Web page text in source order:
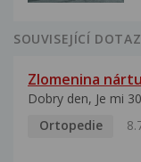
SOUVISEJÍCÍ
Zlomenina nártu
Dobry den, Je mi
Ortopedie